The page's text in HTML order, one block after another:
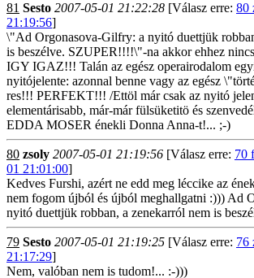
81 Sesto 2007-05-01 21:22:28 [Válasz erre: 80
21:19:56]
\"Ad Orgonasova-Gilfry: a nyitó duettjük
is beszélve. SZUPER!!!!\"-na akkor ehhez
IGY IGAZ!!! Talán az egész operairodalom
nyitójelente: azonnal benne vagy az egész
res!!! PERFEKT!!! /Ettöl már csak az nyitó
elementárisabb, már-már fülsüketitö és
EDDA MOSER énekli Donna Anna-t!... ;-)
80 zsoly 2007-05-01 21:19:56 [Válasz erre: 70
01 21:01:00]
Kedves Furshi, azért ne edd meg léccike az
nem fogom újból és újból meghallgatni :))) Ad
nyitó duettjük robban, a zenekarról nem is
79 Sesto 2007-05-01 21:19:25 [Válasz erre: 76
21:17:29]
Nem, valóban nem is tudom!... :-)))